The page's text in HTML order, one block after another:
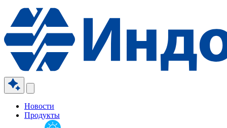
Новости
Продукты